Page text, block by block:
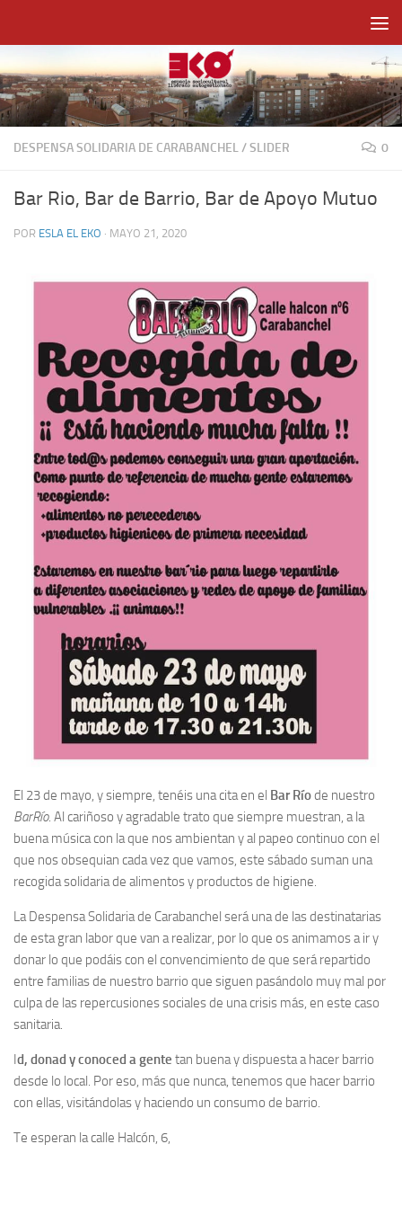
DESPENSA SOLIDARIA DE CARABANCHEL/SLIDER 0
Bar Rio, Bar de Barrio, Bar de Apoyo Mutuo
POR ESLA EL EKO · MAYO 21, 2020
El 23 de mayo, y siempre, tenéis una cita en el Bar Ríode nuestro
BarRío. Al cariñoso y agradable trato que siempre muestran, a la
buena música con la que nos ambientan y al papeo continuo con el
que nos obsequian cada vez que vamos, este sábado suman una
recogida solidaria de alimentos y productos de higiene.
La Despensa Solidaria de Carabanchel será una de las destinatarias
de esta gran labor que van a realizar, por lo que os animamos a ir y
donar lo que podáis con el convencimiento de que será repartido
entre familias de nuestro barrio que siguen pasándolo muy mal por
culpa de las repercusiones sociales de una crisis más, en este caso
sanitaria.
d, donad y conoced a gente tan buena y dispuesta a hacer barrio
desde lo local. Por eso, más que nunca, tenemos que hacer barrio
con ellas, visitándolas y haciendo un consumo de barrio.
Te esperan la calle Halcón, 6,